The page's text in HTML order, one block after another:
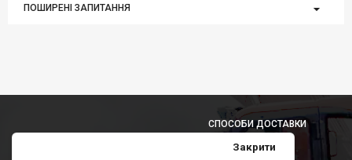
Закрити
ПОШИРЕНІ ЗАПИТАННЯ
СПОСОБИ ДОСТАВКИ